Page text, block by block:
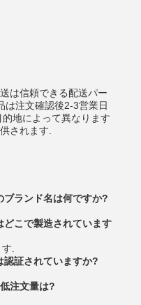
は信頼できる配送パー
は注文確認後2-3営業日
地によって異なります
されます.
ランド名は何ですか?
こで製造されています
.
認証されていますか?
注文量は?